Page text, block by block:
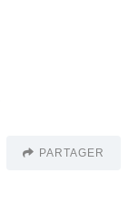
PARTAGER